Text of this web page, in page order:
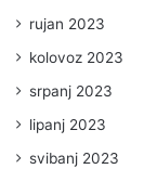
rujan 2023
kolovoz 2023
srpanj 2023
lipanj 2023
svibanj 2023